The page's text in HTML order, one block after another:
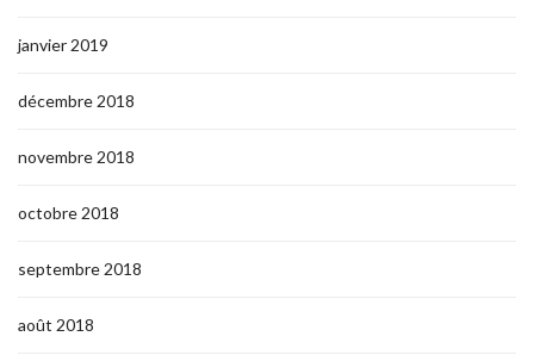
janvier 2019
décembre 2018
novembre 2018
octobre 2018
septembre 2018
août 2018